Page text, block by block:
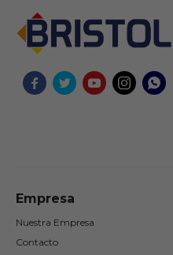
    
Empresa
Nuestra Empresa
Contacto